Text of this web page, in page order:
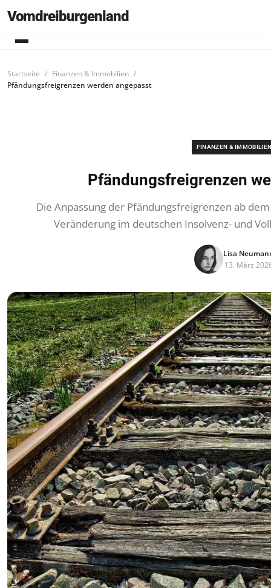
Vomdreiburgenland
Startseite
Finanzen & Immobilien
Pfändungsfreigrenzen werden angepasst
FINANZEN &
Pfändungsfreigrenzen
Die Anpassung der Pfändungsfreigrenzen ab
Veränderung im deutschen Insolvenz- und
Lisa
13. März